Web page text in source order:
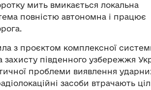
мить вмикається локальна
повністю автономна і працює
з проєктом комплексної
південного узбережжя
проблеми виявлення
засоби втрачають